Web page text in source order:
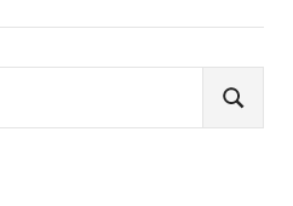
SUCHEN